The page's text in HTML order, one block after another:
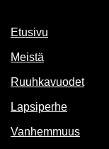
Etusivu
Meistä
Ruuhkavuodet
Lapsiperhe
Vanhemmuus